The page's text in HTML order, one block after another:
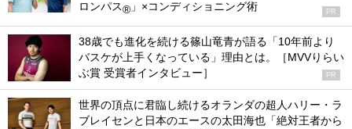
ロンパス® 」×コンディショニング術 PR
38歳でも進化を続ける篠山竜青が語る「10年前より
バスケが上手くなっている」理由とは。［MVVりらい
ぶ賞 受賞者インタビュー］
PR
世界の頂点に君臨し続けるオランダの超人ハリー・ラ
ブレイセンと日本のエースの太田海也「絶対王者から